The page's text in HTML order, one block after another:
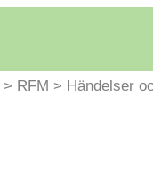
> RFM > Händelser